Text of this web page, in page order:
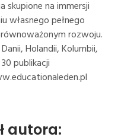
skupione na immersji
własnego pełnego
rozwoju.
Holandii, Kolumbii,
publikacji
autora: